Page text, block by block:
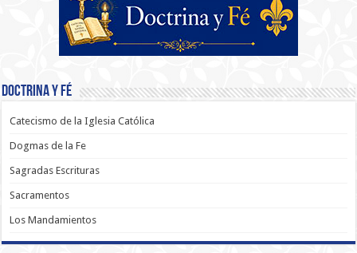
Doctrina y Fé
Catecismo de la Iglesia Católica
Dogmas de la Fe
Sagradas Escrituras
Sacramentos
Los Mandamientos